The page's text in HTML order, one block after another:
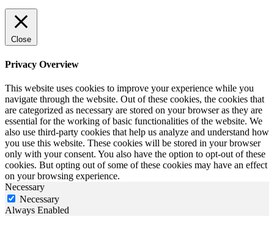
Close
Privacy Overview
This website uses cookies to improve your experience while you
navigate through the website. Out of these cookies, the cookies that
are categorized as necessary are stored on your browser as they are
essential for the working of basic functionalities of the website. We
also use third-party cookies that help us analyze and understand how
you use this website. These cookies will be stored in your browser
only with your consent. You also have the option to opt-out of these
cookies. But opting out of some of these cookies may have an effect
on your browsing experience.
Necessary
Necessary
Always Enabled